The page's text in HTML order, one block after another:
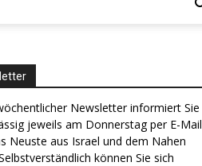
Newsletter informiert Sie
jeweils am Donnerstag per E-Mail
Neuste aus Israel und dem Nahen
können Sie sich